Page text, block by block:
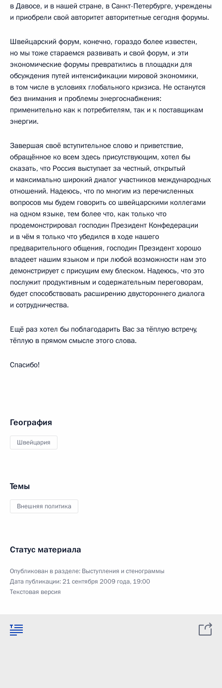
в Давосе, и в нашей стране, в Санкт-Петербурге, учреждены
и приобрели свой авторитет авторитетные сегодня форумы.
Швейцарский форум, конечно, гораздо более известен,
но мы тоже стараемся развивать и свой форум, и эти
экономические форумы превратились в площадки для
обсуждения путей интенсификации мировой экономики,
в том числе в условиях глобального кризиса. Не останутся
без внимания и проблемы энергоснабжения:
применительно как к потребителям, так и к поставщикам
энергии.
Завершая своё вступительное слово и приветствие,
обращённое ко всем здесь присутствующим, хотел бы
сказать, что Россия выступает за честный, открытый
и максимально широкий диалог участников международных
отношений. Надеюсь, что по многим из перечисленных
вопросов мы будем говорить со швейцарскими коллегами
на одном языке, тем более что, как только что
продемонстрировал господин Президент Конфедерации
и в чём я только что убедился в ходе нашего
предварительного общения, господин Президент хорошо
владеет нашим языком и при любой возможности нам это
демонстрирует с присущим ему блеском. Надеюсь, что это
послужит продуктивным и содержательным переговорам,
будет способствовать расширению двустороннего диалога
и сотрудничества.
Ещё раз хотел бы поблагодарить Вас за тёплую встречу,
тёплую в прямом смысле этого слова.
Спасибо!
География
Швейцария
Темы
Внешняя политика
Статус материала
Опубликован в разделе: Выступления и стенограммы
Дата публикации:21 сентября 2009 года, 19:00
Текстовая версия